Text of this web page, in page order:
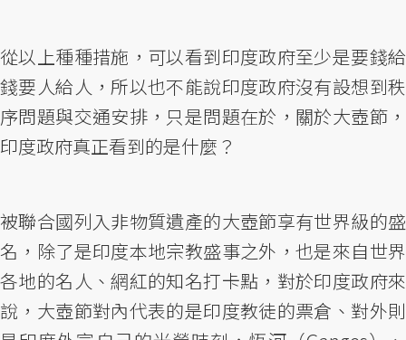
從以上種種措施，可以看到印度政府至少是要錢給
錢要人給人，所以也不能說印度政府沒有設想到秩
序問題與交通安排，只是問題在於，關於大壺節，
印度政府真正看到的是什麼？
被聯合國列入非物質遺產的大壺節享有世界級的盛
名，除了是印度本地宗教盛事之外，也是來自世界
各地的名人、網紅的知名打卡點，對於印度政府來
說，大壺節對內代表的是印度教徒的票倉、對外則